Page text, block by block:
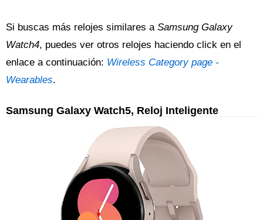
Si buscas más relojes similares a Samsung Galaxy
Watch4, puedes ver otros relojes haciendo click en el
enlace a continuación: Wireless Category page -
Wearables.
Samsung Galaxy Watch5, Reloj Inteligente